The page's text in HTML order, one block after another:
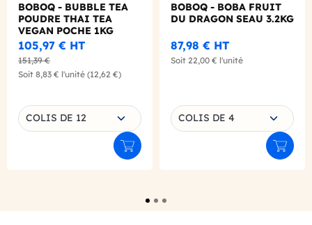
BOBOQ - BUBBLE TEA
POUDRE THAI TEA
VEGAN POCHE 1KG
105,97 € HT
151,39 €
Soit 8,83 € l'unité (12,62 €)
Choisissez une déclinaison
COLIS DE 12
Ajouter au panier
BOBOQ - BOBA FRUIT
DU DRAGON SEAU 3.2KG
87,98 € HT
Soit 22,00 € l'unité
Choisissez une déclinaison
COLIS DE 4